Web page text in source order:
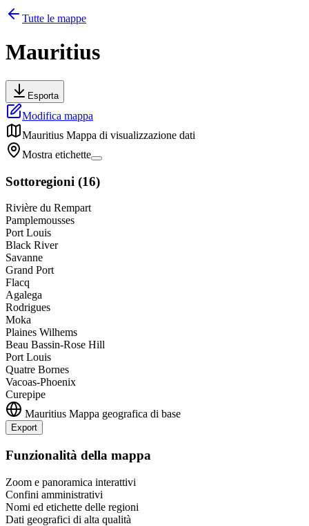
Tutte le mappe
Mauritius
Esporta
Modifica mappa
Mauritius Mappa di visualizzazione dati
Mostra etichette
Sottoregioni (16)
Rivière du Rempart
Pamplemousses
Port Louis
Black River
Savanne
Grand Port
Flacq
Agalega
Rodrigues
Moka
Plaines Wilhems
Beau Bassin-Rose Hill
Port Louis
Quatre Bornes
Vacoas-Phoenix
Curepipe
Mauritius Mappa geografica di base
Export
+
Funzionalità della mappa
Zoom e panoramica interattivi
Confini amministrativi
Nomi ed etichette delle regioni
Dati geografici di alta qualità